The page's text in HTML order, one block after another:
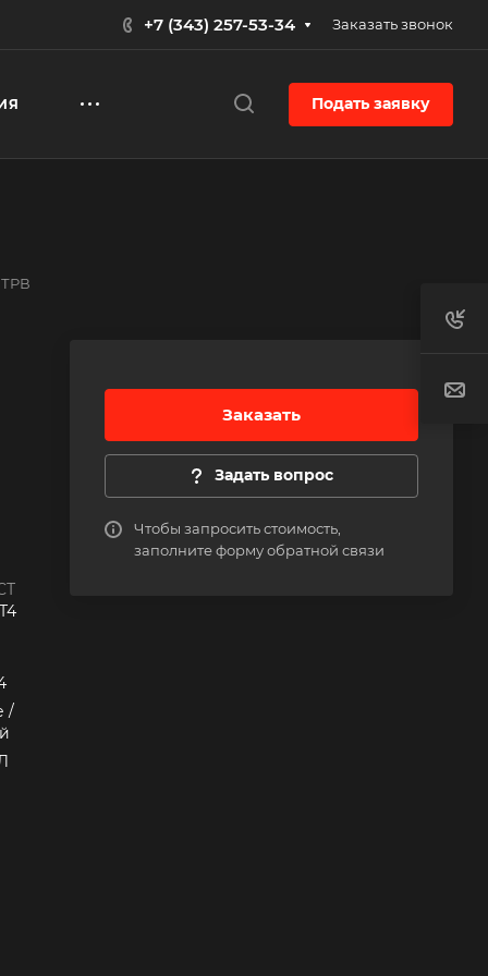
+7 (343) 257-53-34 Заказать звонок
Подать заявку
Заказать
Задать вопрос
Чтобы запросить стоимость,
заполните форму обратной связи
/